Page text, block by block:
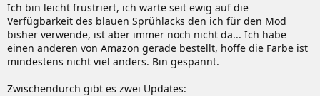
Ich bin leicht frustriert, ich warte seit ewig auf die
Verfügbarkeit des blauen Sprühlacks den ich für den Mod
bisher verwende, ist aber immer noch nicht da... Ich habe
einen anderen von Amazon gerade bestellt, hoffe die Farbe ist
mindestens nicht viel anders. Bin gespannt.
Zwischendurch gibt es zwei Updates: